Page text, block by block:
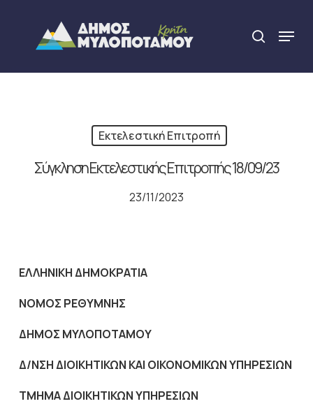
content
search
Menu
Εκτελεστική Επιτροπή
Σύγκληση Εκτελεστικής Επιτροπής 18/09/23
23/11/2023
ΕΛΛΗΝΙΚΗ ΔΗΜΟΚΡΑΤΙΑ
NOMOΣ ΡΕΘΥΜΝΗΣ
ΔΗΜΟΣ ΜΥΛΟΠΟΤΑΜΟΥ
Δ/ΝΣΗ ΔΙΟΙΚΗΤΙΚΩΝ ΚΑΙ ΟΙΚΟΝΟΜΙΚΩΝ ΥΠΗΡΕΣΙΩΝ
ΤΜΗΜΑ ΔΙΟΙΚΗΤΙΚΩΝ ΥΠΗΡΕΣΙΩΝ
Close